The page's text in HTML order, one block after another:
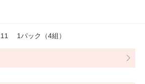
1パック（4組）